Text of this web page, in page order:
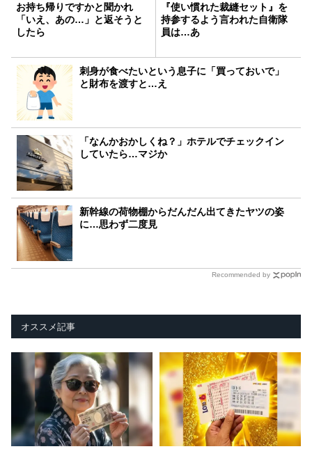
お持ち帰りですかと聞かれ
「いえ、あの…」と返そうと
したら
『使い慣れた裁縫セット』を
持参するよう言われた自衛隊
員は…あ
刺身が食べたいという息子に「買っておいで」
と財布を渡すと…え
「なんかおかしくね？」ホテルでチェックイン
していたら…マジか
新幹線の荷物棚からだんだん出てきたヤツの姿
に…思わず二度見
Recommended by
オススメ記事